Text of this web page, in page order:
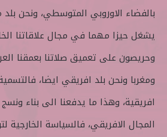
بالفضاء الاوروبي المتوسطي، ونحن بلد
يشغل حيزا مهما في مجال علاقاتنا
وحريصون على تعميق صلاتنا بعمقنا
ومغربا ونحن بلد افريقي ايضا،
افريقية، وهذا ما يدفعنا الى بناء
المجال الافريقي، فالسياسة